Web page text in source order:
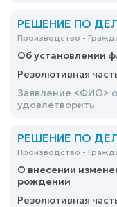
РЕШЕНИЕ ПО
Производство -
Об установлении
Резолютивная
Заявление <ФИО>
удовлетворить
РЕШЕНИЕ ПО
Производство -
О внесении
рождении
Резолютивная